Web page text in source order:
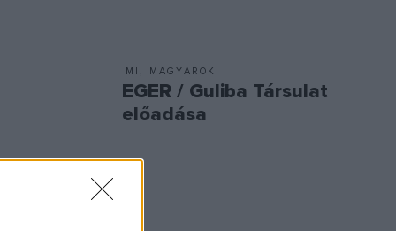
MI, MAGYAROK
EGER / Guliba Társulat
előadása